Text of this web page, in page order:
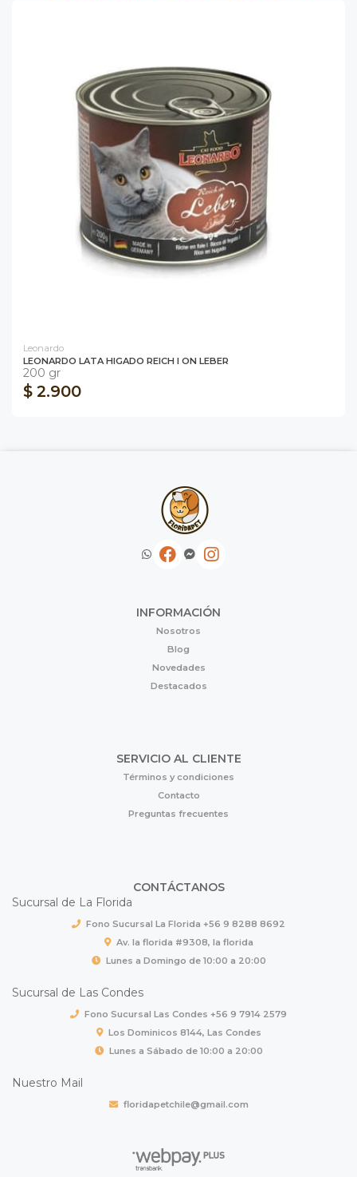
Leonardo
LEONARDO LATA HIGADO REICH I ON LEBER
200 gr
$ 2.900
INFORMACIÓN
Nosotros
Blog
Novedades
Destacados
SERVICIO AL CLIENTE
Términos y condiciones
Contacto
Preguntas frecuentes
CONTÁCTANOS
Sucursal de La Florida
Fono Sucursal La Florida +56 9 8288 8692
Av. la florida #9308, la florida
Lunes a Domingo de 10:00 a 20:00
Sucursal de Las Condes
Fono Sucursal Las Condes +56 9 7914 2579
Los Dominicos 8144, Las Condes
Lunes a Sábado de 10:00 a 20:00
Nuestro Mail
floridapetchile@gmail.com